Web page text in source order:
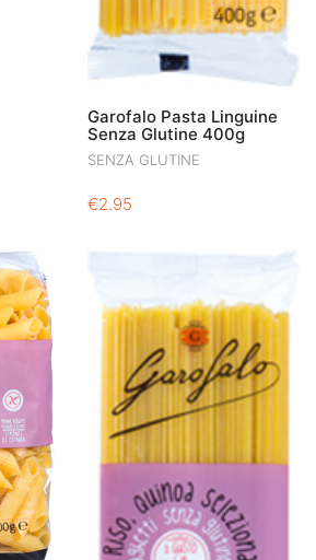
Garofalo Pasta Linguine
Senza Glutine 400g
SENZA GLUTINE
€2.95